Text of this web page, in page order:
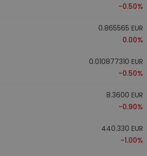
-0.50%
0.865565 EUR
0.00%
0.010877310 EUR
-0.50%
8.3600 EUR
-0.90%
440.330 EUR
-1.00%